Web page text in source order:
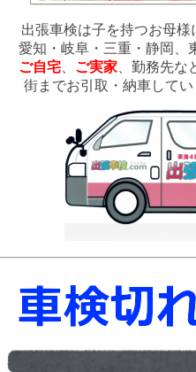
出張車検は子を持つお母様
愛知・岐阜・三重・静岡、
ご自宅
ご実家 、勤務先な
街までお引取・納車してい